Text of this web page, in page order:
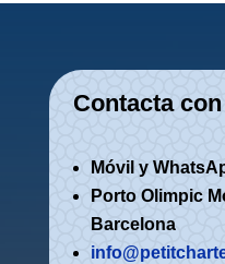
Contacta
Móvil y
Porto Olimpic
Barcelona